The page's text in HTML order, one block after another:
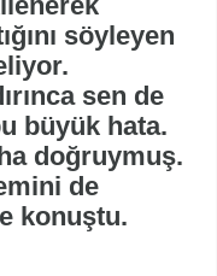
söyleyen
sen de
büyük hata.
doğruymuş.
de
konuştu.